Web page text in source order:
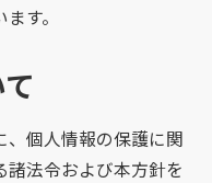
す。
、個人情報の保護に関
諸法令および本方針を